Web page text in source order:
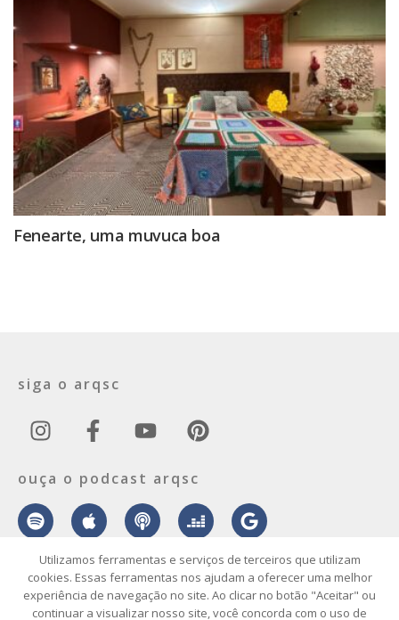
Fenearte, uma muvuca boa
siga o arqsc
ouça o podcast arqsc
sobre contato envie seu projeto publicidade vídeo podcast
Utilizamos ferramentas e serviços de terceiros que utilizam
cookies. Essas ferramentas nos ajudam a oferecer uma melhor
experiência de navegação no site. Ao clicar no botão "Aceitar" ou
continuar a visualizar nosso site, você concorda com o uso de